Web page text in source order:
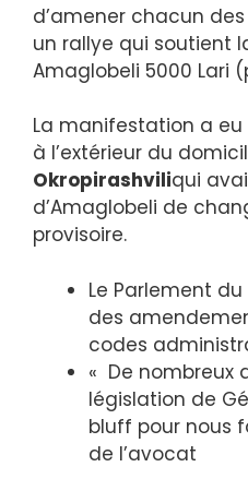
d’amener chacun
un rallye qui soutient
Amaglobeli 5000 Lari
La manifestation a eu
à l’extérieur du
Okropirashviliqui
d’Amaglobeli de
provisoire.
Le Parlement
des
codes
« De nombreux
législation de
bluff pour nous
de l’avocat